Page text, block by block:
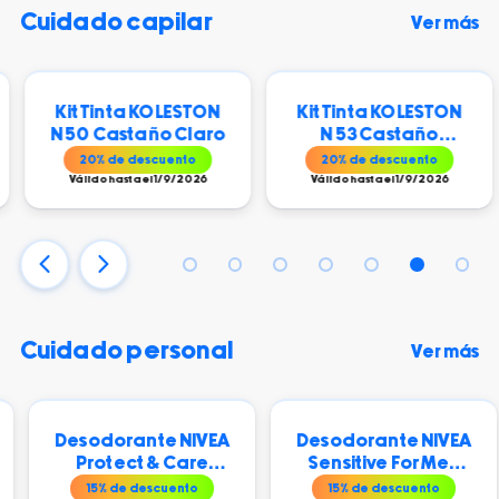
cuidado capilar Ver más
Kit Tinta KOLESTON
N 50 Castaño Claro
20% de descuento
Válido hasta el 1/9/2026
Kit Tinta KOLESTON
N 53 Castaño
Dorado Atardecer
20% de descuento
Válido hasta el 1/9/2026
cuidado personal Ver más
Desodorante NIVEA
Protect & Care
Spray 150 ml
15% de descuento
Desodorante NIVEA
Sensitive For Men
Spray 150 ml
15% de descuento